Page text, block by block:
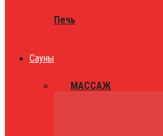
Печь
Сауны
МАССАЖ